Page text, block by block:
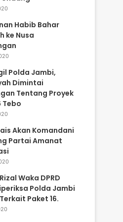
Habib Bahar
ke Nusa
Polda Jambi,
Dimintai
Tentang Proyek
Tebo
Akan Komandani
Partai Amanat
Waka DPRD
Polda Jambi
Paket 16.